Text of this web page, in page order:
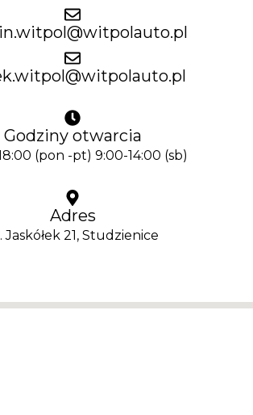
Godziny otwarcia
(pon -pt) 9:00-14:00 (sb)
Adres
Jaskółek 21, Studzienice